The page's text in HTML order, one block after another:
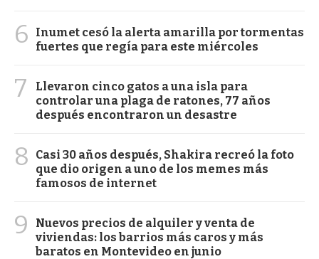
6
Inumet cesó la alerta amarilla por tormentas
fuertes que regía para este miércoles
7
Llevaron cinco gatos a una isla para
controlar una plaga de ratones, 77 años
después encontraron un desastre
8
Casi 30 años después, Shakira recreó la foto
que dio origen a uno de los memes más
famosos de internet
9
Nuevos precios de alquiler y venta de
viviendas: los barrios más caros y más
baratos en Montevideo en junio